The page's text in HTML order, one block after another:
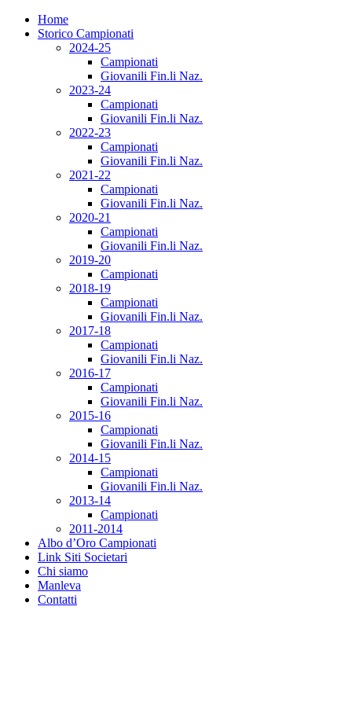
Home
Storico Campionati
2024-25
Campionati
Giovanili Fin.li Naz.
2023-24
Campionati
Giovanili Fin.li Naz.
2022-23
Campionati
Giovanili Fin.li Naz.
2021-22
Campionati
Giovanili Fin.li Naz.
2020-21
Campionati
Giovanili Fin.li Naz.
2019-20
Campionati
2018-19
Campionati
Giovanili Fin.li Naz.
2017-18
Campionati
Giovanili Fin.li Naz.
2016-17
Campionati
Giovanili Fin.li Naz.
2015-16
Campionati
Giovanili Fin.li Naz.
2014-15
Campionati
Giovanili Fin.li Naz.
2013-14
Campionati
2011-2014
Albo d’Oro Campionati
Link Siti Societari
Chi siamo
Manleva
Contatti